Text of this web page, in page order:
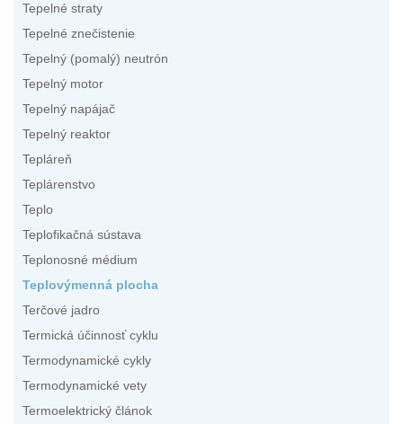
Tepelné straty
Tepelné znečistenie
Tepelný (pomalý) neutrón
Tepelný motor
Tepelný napájač
Tepelný reaktor
Tepláreň
Teplárenstvo
Teplo
Teplofikačná sústava
Teplonosné médium
Teplovýmenná plocha
Terčové jadro
Termická účinnosť cyklu
Termodynamické cykly
Termodynamické vety
Termoelektrický článok